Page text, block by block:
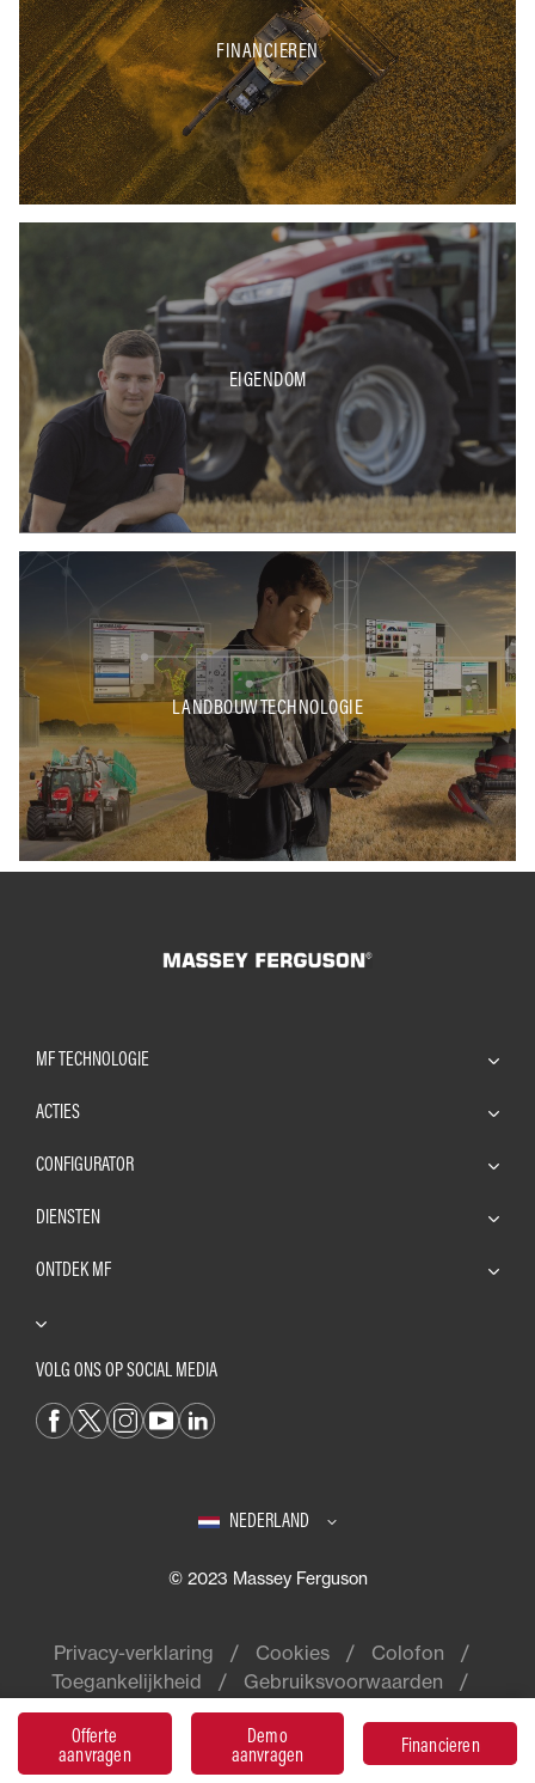
Offerte
aanvragen
Demo
aanvragen
Financieren
FINANCIEREN
EIGENDOM
LANDBOUWTECHNOLOGIE
MF TECHNOLOGIE
ACTIES
CONFIGURATOR
DIENSTEN
ONTDEK MF
VOLG ONS OP SOCIAL MEDIA
NEDERLAND
© 2023 Massey Ferguson
Privacy-verklaring Cookies
Colofon
Toegankelijkheid
Gebruiksvoorwaarden
Massey Ferguson® is een wereldwijd